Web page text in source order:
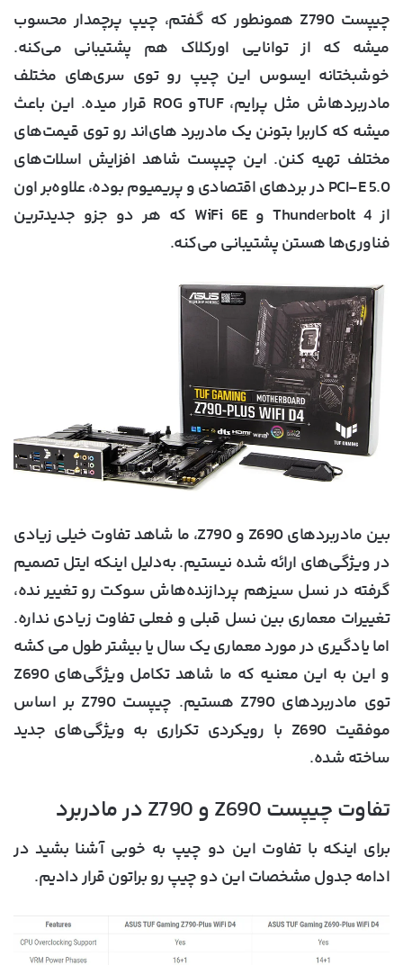
چیپست Z790 همونطور که گفتم، چیپ پرچمدار محسوب
میشه که از توانایی اورکلاک هم پشتیبانی می‌کنه.
خوشبختانه ایسوس این چیپ رو توی سری‌های مختلف
مادربردهاش مثل پرایم، TUFو ROG قرار میده. این باعث
میشه که کاربرا بتونن یک مادربرد های‌اند رو توی قیمت‌های
مختلف تهیه کنن. این چیپست شاهد افزایش اسلات‌های
PCI-E 5.0 در بردهای اقتصادی و پریمیوم بوده، علاوه‌بر اون
از Thunderbolt 4 و WiFi 6E که هر دو جزو جدیدترین
فناوری‌ها هستن پشتیبانی می‌کنه.
بین مادربردهای Z690 و Z790، ما شاهد تفاوت خیلی زیادی
در ویژگی‌های ارائه شده نیستیم. به‌دلیل اینکه ایتل تصمیم
گرفته در نسل سیزهم پردازنده‌هاش سوکت رو تغییر نده،
تغییرات معماری بین نسل قبلی و فعلی تفاوت زیادی نداره.
اما یادگیری در مورد معماری یک سال یا بیشتر طول می کشه
و این به این معنیه که ما شاهد تکامل ویژگی‌های Z690
توی مادربردهای Z790 هستیم. چیپست Z790 بر اساس
موفقیت Z690 با رویکردی تکراری به ویژگی‌های جدید
ساخته شده.
تفاوت چیپست Z690 و Z790 در مادربرد
برای اینکه با تفاوت این دو چیپ به خوبی آشنا بشید در
ادامه جدول مشخصات این دو چیپ رو براتون قرار دادیم.